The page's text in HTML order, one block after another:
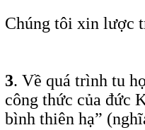
Chúng tôi xin lược
3. Về quá trình tu
công thức của đức
bình thiên hạ”